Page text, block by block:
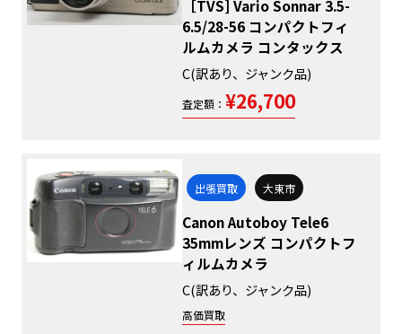
［TVS] Vario Sonnar 3.5-
6.5/28-56 コンパクトフィ
ルムカメラ コンタックス
C(訳あり、ジャンク品)
査定額： ¥26,700
出張買取 大東市
Canon Autoboy Tele6
35mmレンズ コンパクトフ
ィルムカメラ
C(訳あり、ジャンク品)
高価買取